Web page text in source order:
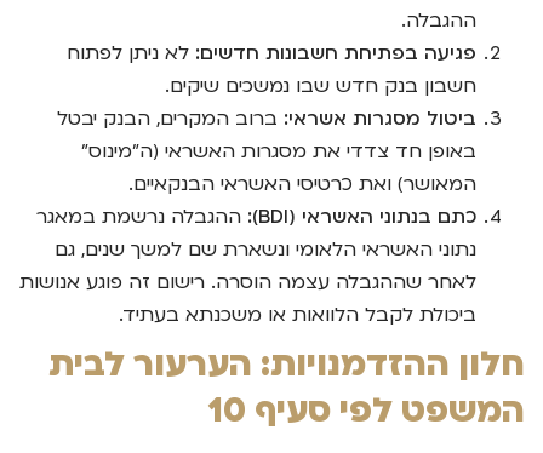
ההגבלה.
פגיעה בפתיחת חשבונות חדשים: לא ניתן לפתוח
חשבון בנק חדש שבו נמשכים שיקים.
ביטול מסגרות אשראי: ברוב המקרים, הבנק יבטל
באופן חד צדדי את מסגרות האשראי (ה"מינוס"
המאושר) ואת כרטיסי האשראי הבנקאיים.
כתם בנתוני האשראי (BDI):
ההגבלה נרשמת במאגר
נתוני האשראי הלאומי ונשארת שם למשך שנים, גם
לאחר שההגבלה עצמה הוסרה. רישום זה פוגע אנושות
ביכולת לקבל הלוואות או משכנתא בעתיד.
חלון ההזדמנויות: הערעור לבית
המשפט לפי סעיף 10